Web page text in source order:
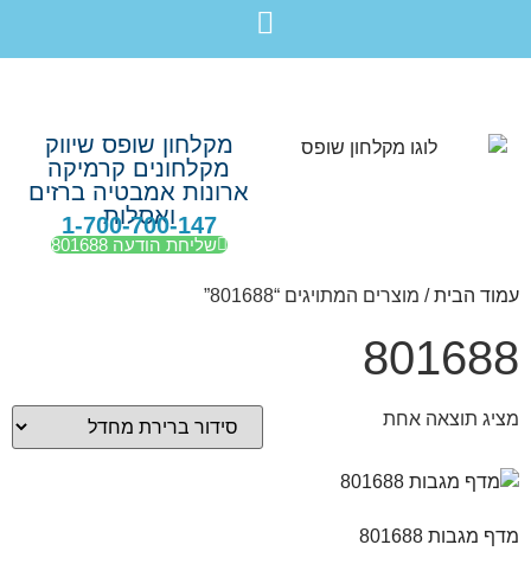
מקלחון שופס שיווק
מקלחונים קרמיקה
ארונות אמבטיה ברזים
ואסלות
1-700-700-147
שליחת הודעה 801688
עמוד הבית/ מוצרים המתויגים “801688”
801688
מציג תוצאה אחת
מדף מגבות 801688